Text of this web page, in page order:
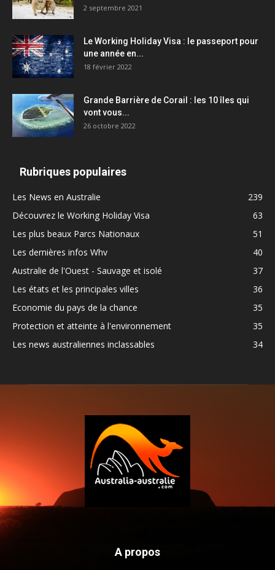
2 septembre 2021
Le Working Holiday Visa : le passeport pour
une année en...
18 février 2022
Grande Barrière de Corail : les 10 îles qui
vont vous...
26 octobre 2022
Rubriques populaires
Les News en Australie
239
Découvrez le Working Holiday Visa
63
Les plus beaux Parcs Nationaux
51
Les dernières infos Whv
40
Australie de l'Ouest - Sauvage et isolé
37
Les états et les principales villes
36
Economie du pays de la chance
35
Protection et atteinte à l'environnement
35
Les news australiennes inclassables
34
A propos